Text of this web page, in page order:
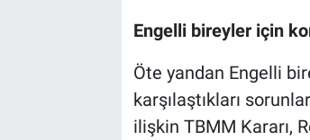
Engelli bireyler için
Öte yandan Engelli
karşılaştıkları
ilişkin TBMM Kararı,